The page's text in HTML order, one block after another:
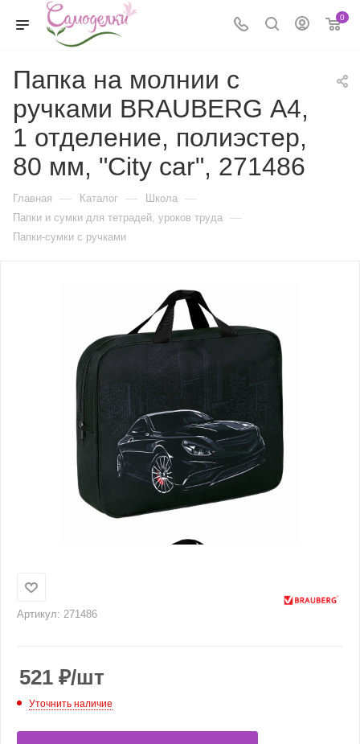
0
Папка на молнии с
ручками BRAUBERG А4,
1 отделение, полиэстер,
80 мм, "City car", 271486
Главная — Каталог — Школа —
Папки и сумки для тетрадей, уроков труда —
Папки-сумки с ручками
Артикул: 271486
521 ₽/шт
Уточнить наличие